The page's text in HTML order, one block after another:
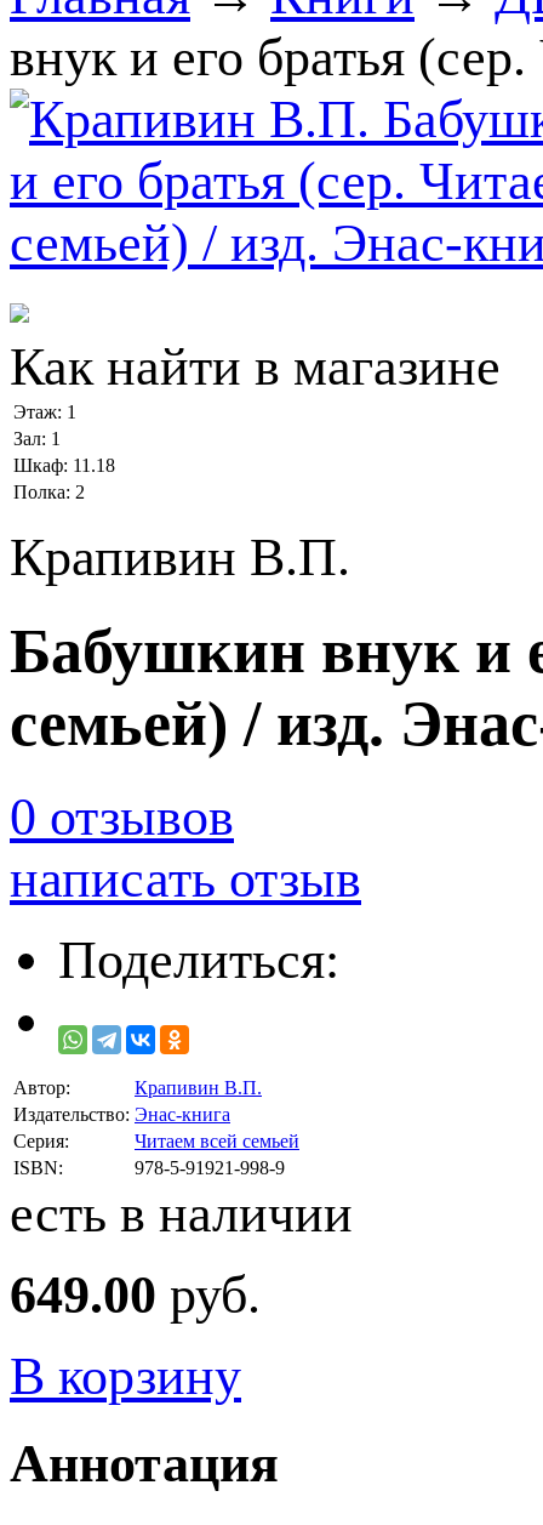
внук и его братья
Как найти в магазине
Этаж: 1
Зал: 1
Шкаф: 11.18
Полка: 2
Крапивин В.П.
Бабушкин внук и
семьей) / изд.
0 отзывов
написать отзыв
Поделиться:
Автор:
Крапивин В.П.
Издательство: Энас-книга
Серия:
Читаем всей семьей
ISBN:
978-5-91921-998-9
есть в наличии
649.00 руб.
В корзину
Аннотация